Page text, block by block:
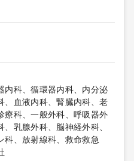
内科、循環器内科、内分泌
、血液内科、腎臓内科、老
療科、一般外科、呼吸器外
乳腺外科、脳神経外科、
科、放射線科、救命救急